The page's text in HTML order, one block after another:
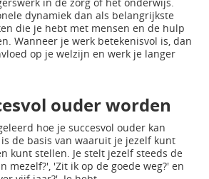
dynamiek dan als belangrijkste
die je hebt met mensen en de hulp
Wanneer je werk betekenisvol is, dan
op je welzijn en werk je langer
ouder worden
hoe je succesvol ouder kan
de basis van waaruit je jezelf kunt
kunt stellen. Je stelt jezelf steeds de
mezelf?', 'Zit ik op de goede weg?' en